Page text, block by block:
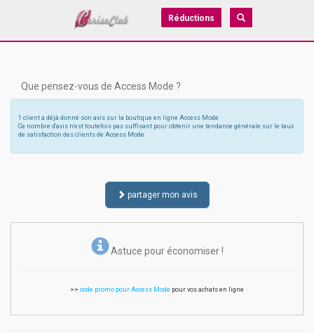
Réductions
Que pensez-vous de Access Mode ?
1 client a déjà donné son avis sur la boutique en ligne Access Mode
Ce nombre d'avis n'est toutefois pas suffisant pour obtenir une tendance générale sur le taux
de satisfaction des clients de Access Mode
partager mon avis
Astuce pour économiser !
>> code promo pour Access Mode pour vos achats en ligne